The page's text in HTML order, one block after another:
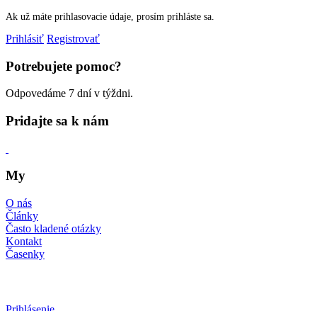
Ak už máte prihlasovacie údaje, prosím prihláste sa.
Prihlásiť Registrovať
Potrebujete pomoc?
Odpovedáme 7 dní v týždni.
Pridajte sa k nám
My
O nás
Články
Často kladené otázky
Kontakt
Časenky